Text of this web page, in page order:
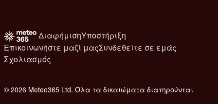
ΔιαφήμισηΥποστήριξη
Επικοινωνήστε μαζί μαςΣυνδεθείτε σε εμάς
Σχολιασμός
© 2026 Meteo365 Ltd. Όλα τα δικαιώματα διατηρούνται